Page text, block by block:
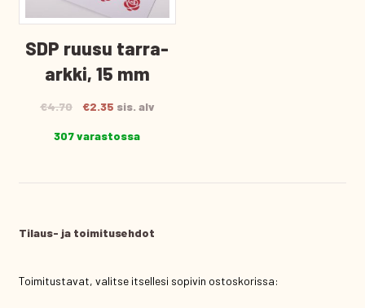
SDP ruusu tarra-
arkki, 15 mm
€4.70
Alkuperäinen
oli:
€2.35Nykyinen
on:
sis. alv
307 varastossa
Tilaus- ja toimitusehdot
Toimitustavat, valitse itsellesi sopivin ostoskorissa: